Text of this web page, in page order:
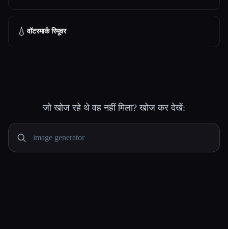
💧 वॉटरमार्क रिमूवर
जो खोज रहे थे वह नहीं मिला? खोज कर देखें: